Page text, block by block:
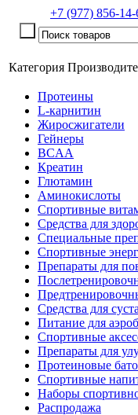
+7 (977) 856-14-
Категория
Протеины
L-карнитин
Жиросжигатели
Гейнеры
BCAA
Креатин
Глютамин
Аминокислоты
Спортивные
Средства для
Специальные
Спортивные
Препараты для
Средства для
Питание для
Спортивные
Препараты для
Протеиновые
Спортивные
Наборы
Распродажа